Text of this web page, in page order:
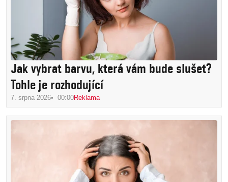
Jak vybrat barvu, která vám bude slušet?
Tohle je rozhodující
7. srpna 2026 00:00Reklama